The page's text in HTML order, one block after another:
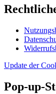
Update der
Pop-up-